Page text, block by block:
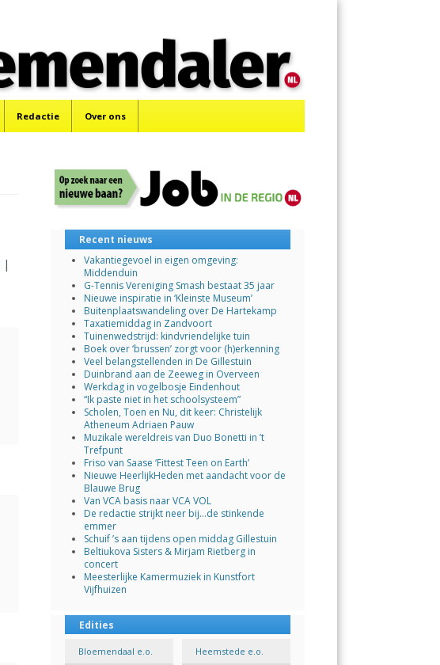
Redactie Over ons
|
Recent nieuws
Vakantiegevoel in eigen omgeving:
Middenduin
G-Tennis Vereniging Smash bestaat 35 jaar
Nieuwe inspiratie in ‘Kleinste Museum’
Buitenplaatswandeling over De Hartekamp
Taxatiemiddag in Zandvoort
Tuinenwedstrijd: kindvriendelijke tuin
Boek over ‘brussen’ zorgt voor (h)erkenning
Veel belangstellenden in De Gillestuin
Duinbrand aan de Zeeweg in Overveen
Werkdag in vogelbosje Eindenhout
“Ik paste niet in het schoolsysteem”
Scholen, Toen en Nu, dit keer: Christelijk
Atheneum Adriaen Pauw
Muzikale wereldreis van Duo Bonetti in ’t
Trefpunt
Friso van Saase ‘Fittest Teen on Earth’
Nieuwe HeerlijkHeden met aandacht voor de
Blauwe Brug
Van VCA basis naar VCA VOL
De redactie strijkt neer bij…de stinkende
emmer
Schuif ’s aan tijdens open middag Gillestuin
Beltiukova Sisters & Mirjam Rietberg in
concert
Meesterlijke Kamermuziek in Kunstfort
Vijfhuizen
Edities
Bloemendaal e.o. Heemstede e.o.